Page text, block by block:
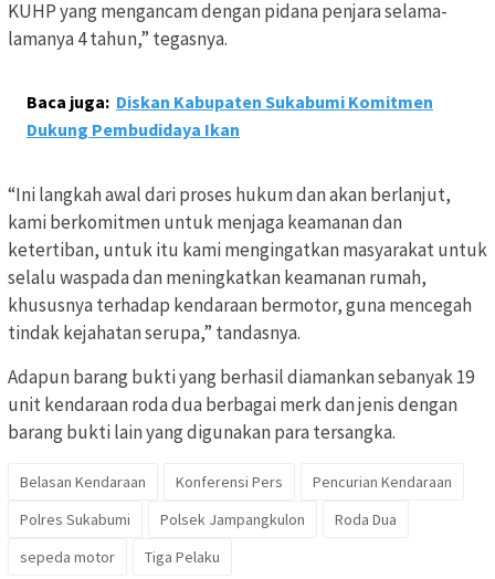
KUHP yang mengancam dengan pidana penjara selama-
lamanya 4 tahun,” tegasnya.
Baca juga: Diskan Kabupaten Sukabumi Komitmen
Dukung Pembudidaya Ikan
“Ini langkah awal dari proses hukum dan akan berlanjut,
kami berkomitmen untuk menjaga keamanan dan
ketertiban, untuk itu kami mengingatkan masyarakat untuk
selalu waspada dan meningkatkan keamanan rumah,
khususnya terhadap kendaraan bermotor, guna mencegah
tindak kejahatan serupa,” tandasnya.
Adapun barang bukti yang berhasil diamankan sebanyak 19
unit kendaraan roda dua berbagai merk dan jenis dengan
barang bukti lain yang digunakan para tersangka.
Belasan Kendaraan Konferensi Pers
Pencurian Kendaraan
Polres Sukabumi
Polsek Jampangkulon
Roda Dua
sepeda motor
Tiga Pelaku